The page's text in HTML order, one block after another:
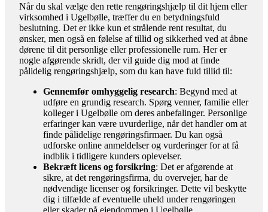
Når du skal vælge den rette rengøringshjælp til dit hjem eller
virksomhed i Ugelbølle, træffer du en betydningsfuld
beslutning. Det er ikke kun et strålende rent resultat, du
ønsker, men også en følelse af tillid og sikkerhed ved at åbne
dørene til dit personlige eller professionelle rum. Her er
nogle afgørende skridt, der vil guide dig mod at finde
pålidelig rengøringshjælp, som du kan have fuld tillid til:
Gennemfør omhyggelig research: Begynd med at
udføre en grundig research. Spørg venner, familie eller
kolleger i Ugelbølle om deres anbefalinger. Personlige
erfaringer kan være uvurderlige, når det handler om at
finde pålidelige rengøringsfirmaer. Du kan også
udforske online anmeldelser og vurderinger for at få
indblik i tidligere kunders oplevelser.
Bekræft licens og forsikring: Det er afgørende at
sikre, at det rengøringsfirma, du overvejer, har de
nødvendige licenser og forsikringer. Dette vil beskytte
dig i tilfælde af eventuelle uheld under rengøringen
eller skader på ejendommen i Ugelbølle.